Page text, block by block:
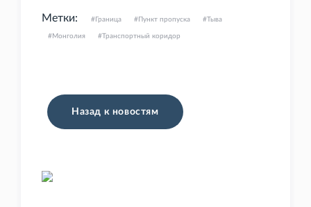
Метки: Граница Пункт пропуска Тыва
Монголия Транспортный коридор
Назад к новостям